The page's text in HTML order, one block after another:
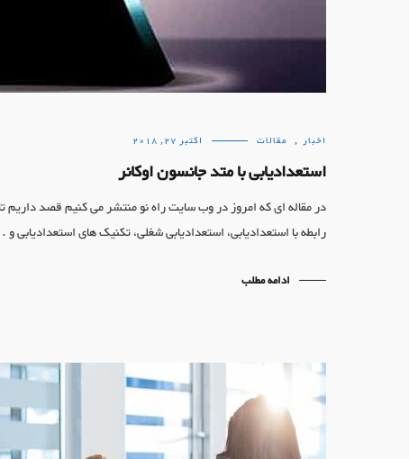
اخبار , مقالات اکتبر 27, 2018
استعدادیابی با متد جانسون اوکانر
در مقاله ای که امروز در وب سایت راه نو منتشر می کنیم قصد داریم
رابطه با استعدادیابی، استعدادیابی شغلی، تکنیک های
ادامه مطلب